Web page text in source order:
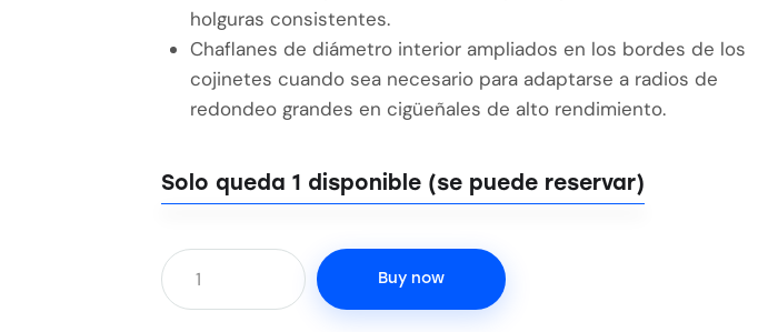
holguras consistentes.
Chaflanes de diámetro interior ampliados en los bordes de los
cojinetes cuando sea necesario para adaptarse a radios de
redondeo grandes en cigüeñales de alto rendimiento.
Solo queda 1 disponible (se puede reservar)
Buy now